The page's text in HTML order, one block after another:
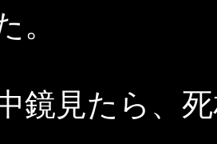
。
鏡見たら、